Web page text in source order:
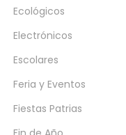
Ecológicos
Electrónicos
Escolares
Feria y Eventos
Fiestas Patrias